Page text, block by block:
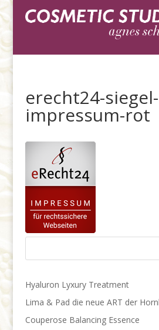
erecht24-siegel-
impressum-rot
Hyaluron Lyxury Treatment
Lima & Pad die neue ART der
Couperose Balancing Essence